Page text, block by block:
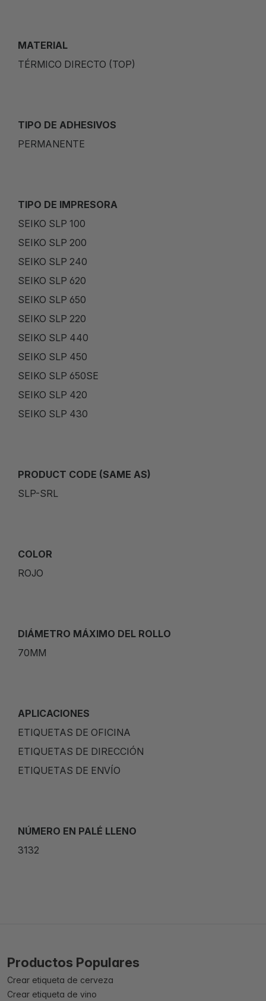
MATERIAL
TÉRMICO DIRECTO (TOP)
TIPO DE ADHESIVOS
PERMANENTE
TIPO DE IMPRESORA
SEIKO SLP 100
SEIKO SLP 200
SEIKO SLP 240
SEIKO SLP 620
SEIKO SLP 650
SEIKO SLP 220
SEIKO SLP 440
SEIKO SLP 450
SEIKO SLP 650SE
SEIKO SLP 420
SEIKO SLP 430
PRODUCT CODE (SAME AS)
SLP-SRL
COLOR
ROJO
DIÁMETRO MÁXIMO DEL ROLLO
70MM
APLICACIONES
ETIQUETAS DE OFICINA
ETIQUETAS DE DIRECCIÓN
ETIQUETAS DE ENVÍO
NÚMERO EN PALÉ LLENO
3132
Productos Populares
Crear etiqueta de cerveza
Crear etiqueta de vino